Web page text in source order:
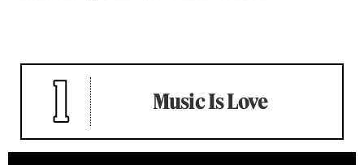
1 Music Is Love